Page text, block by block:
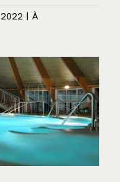
| À
Estrela